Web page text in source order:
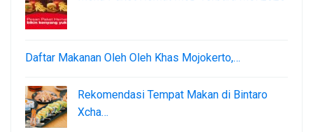
Daftar Makanan Oleh Oleh Khas Mojokerto,…
Rekomendasi Tempat Makan di Bintaro
Xcha…